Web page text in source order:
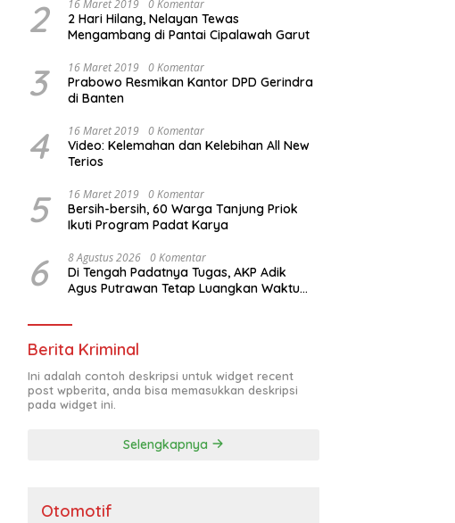
2 16 Maret 2019 0 Komentar
2 Hari Hilang, Nelayan Tewas
Mengambang di Pantai Cipalawah Garut
3 16 Maret 2019 0 Komentar
Prabowo Resmikan Kantor DPD Gerindra
di Banten
4 16 Maret 2019 0 Komentar
Video: Kelemahan dan Kelebihan All New
Terios
5 16 Maret 2019 0 Komentar
Bersih-bersih, 60 Warga Tanjung Priok
Ikuti Program Padat Karya
6 8 Agustus 2026 0 Komentar
Di Tengah Padatnya Tugas, AKP Adik
Agus Putrawan Tetap Luangkan Waktu
Berita Kriminal
Ini adalah contoh deskripsi untuk widget recent
post wpberita, anda bisa memasukkan deskripsi
pada widget ini.
Selengkapnya
Otomotif